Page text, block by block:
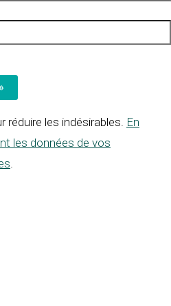
les indésirables. En
les données de vos